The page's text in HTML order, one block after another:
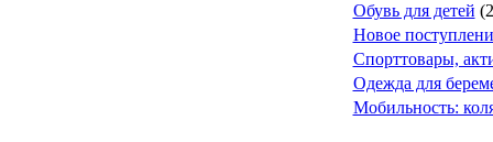
Обувь для детей
Новое
Спорттовары,
Одежда для
Мобильность: